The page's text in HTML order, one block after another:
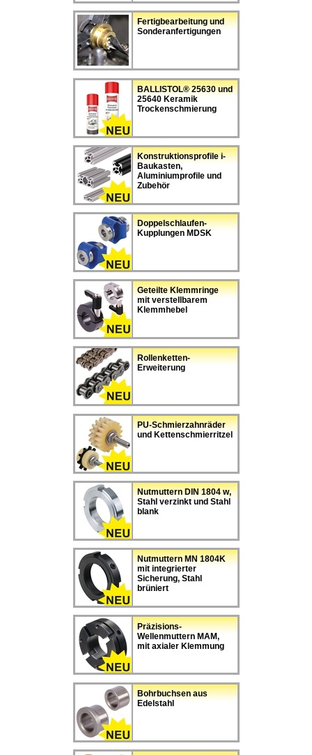
Fertigbearbeitung und
Sonderanfertigungen
BALLISTOL® 25630 und
25640 Keramik
Trockenschmierung
Konstruktionsprofile i-
Baukasten,
Aluminiumprofile und
Zubehör
Doppelschlaufen-
Kupplungen MDSK
Geteilte Klemmringe
mit verstellbarem
Klemmhebel
Rollenketten-
Erweiterung
PU-Schmierzahnräder
und Kettenschmierritzel
Nutmuttern DIN 1804 w,
Stahl verzinkt und Stahl
blank
Nutmuttern MN 1804K
mit integrierter
Sicherung, Stahl
brüniert
Präzisions-
Wellenmuttern MAM,
mit axialer Klemmung
Bohrbuchsen aus
Edelstahl